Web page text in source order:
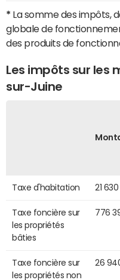
* La somme des impôts,
globale de
des produits de
Les impôts sur les
sur-Juine
Taxe d'habitation 21
Taxe foncière sur
les propriétés
bâties
776
Taxe foncière sur
les propriétés non
26